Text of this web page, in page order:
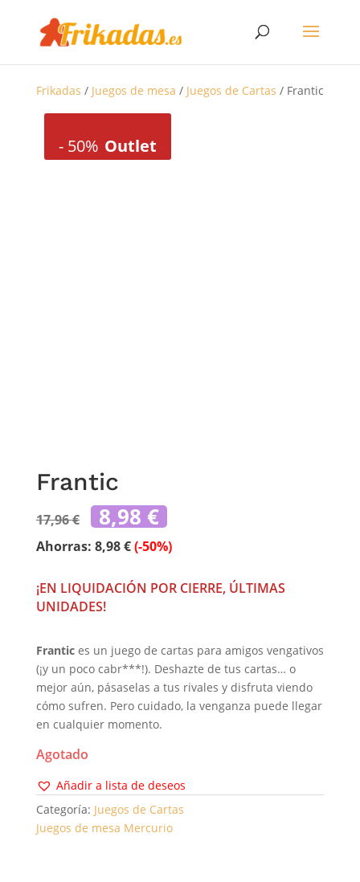
Frikadas / Juegos de mesa / Juegos de Cartas / Frantic
-50% Outlet
Frantic
17,96€ El
precio
original
era:
8,98 € El
precio
actual
es:
Ahorras: 8,98€(-50%)
¡EN LIQUIDACIÓN POR CIERRE, ÚLTIMAS
UNIDADES!
Frantices un juego de cartas para amigos vengativos
(¡y un poco cabr***!). Deshazte de tus cartas… o
mejor aún, pásaselas a tus rivales y disfruta viendo
cómo sufren. Pero cuidado, la venganza puede llegar
en cualquier momento.
Agotado
Añadir a lista de deseos
Categoría: Juegos de Cartas
Juegos de mesa Mercurio